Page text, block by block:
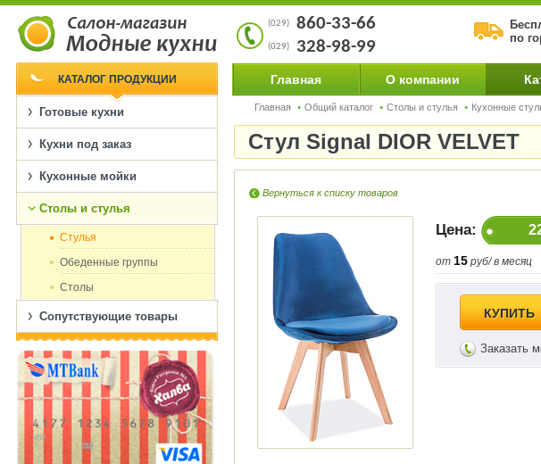
(029) 860-33-66
(029) 328-98-99
по
Главная О компании
Главная Общий каталог Столы и стулья Кухонные
Стул Signal DIOR VELVET
Вернуться к списку товаров
Цена:
от 15 руб/ в месяц
КУПИТЬ
Заказать
КАТАЛОГ ПРОДУКЦИИ
Готовые кухни
Кухни под заказ
Кухонные мойки
Столы и стулья
Cтулья
Обеденные группы
Столы
Сопутствующие товары